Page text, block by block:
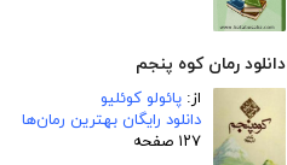
دانلود رمان کوه پنجم
از: پائولو کوئلیو
دانلود رایگان بهترین رمان‌ها
۱۲۷ صفحه